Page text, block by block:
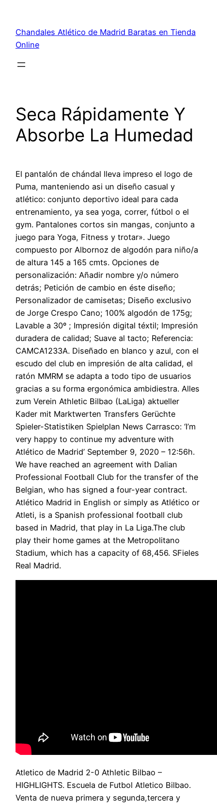
contenido
Chandales Atlético de Madrid Baratas en Tienda
Online
Seca Rápidamente Y
Absorbe La Humedad
El pantalón de chándal lleva impreso el logo de
Puma, manteniendo asi un diseño casual y
atlético: conjunto deportivo ideal para cada
entrenamiento, ya sea yoga, correr, fútbol o el
gym. Pantalones cortos sin mangas, conjunto a
juego para Yoga, Fitness y trotar». Juego
compuesto por Albornoz de algodón para niño/a
de altura 145 a 165 cmts. Opciones de
personalización: Añadir nombre y/o número
detrás; Petición de cambio en éste diseño;
Personalizador de camisetas; Diseño exclusivo
de Jorge Crespo Cano; 100% algodón de 175g;
Lavable a 30º ; Impresión digital téxtil; Impresión
duradera de calidad; Suave al tacto; Referencia:
CAMCA1233A. Diseñado en blanco y azul, con el
escudo del club en impresión de alta calidad, el
ratón MMRM se adapta a todo tipo de usuarios
gracias a su forma ergonómica ambidiestra. Alles
zum Verein Athletic Bilbao (LaLiga) aktueller
Kader mit Marktwerten Transfers Gerüchte
Spieler-Statistiken Spielplan News Carrasco: ‘I’m
very happy to continue my adventure with
Atlético de Madrid’ September 9, 2020 – 12:56h.
We have reached an agreement with Dalian
Professional Football Club for the transfer of the
Belgian, who has signed a four-year contract.
Atlético Madrid in English or simply as Atlético or
Atleti, is a Spanish professional football club
based in Madrid, that play in La Liga.The club
play their home games at the Metropolitano
Stadium, which has a capacity of 68,456. SFieles
Real Madrid.
Atletico de Madrid 2-0 Athletic Bilbao –
HIGHLIGHTS. Escuela de Futbol Atletico Bilbao.
Venta de nueva primera y segunda,tercera y